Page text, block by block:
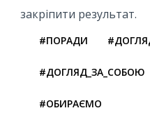
закріпити результат.
#ПОРАДИ
#ДОГЛЯД_ЗА_СОБОЮ
#ОБИРАЄМО